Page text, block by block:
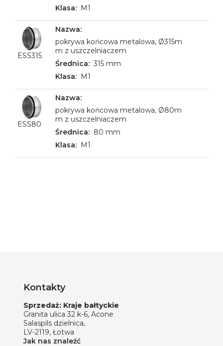
M1
ESS315
pokrywa końcowa metalowa, Ø315m
m z uszczelniaczem
315 mm
M1
ESS80
pokrywa końcowa metalowa, Ø80m
m z uszczelniaczem
80 mm
M1
Kontakty
Sprzedaż: Kraje bałtyckie
Granita ulica 32 k-6, Acone
Salaspils dzielnica,
LV-2119, Łotwa
Jak nas znaleźć